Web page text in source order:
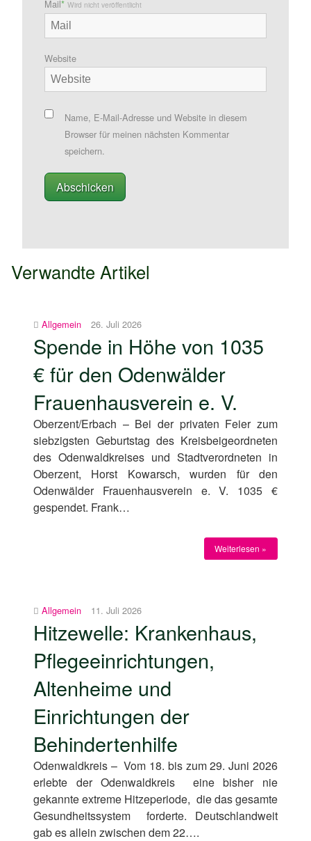
Mail* Wird nicht veröffentlicht
Website
Name, E-Mail-Adresse und Website in diesem
Browser für meinen nächsten Kommentar
speichern.
Verwandte Artikel
Allgemein 26. Juli 2026
Spende in Höhe von 1035
€ für den Odenwälder
Frauenhausverein e. V.
Oberzent/Erbach – Bei der privaten Feier zum
siebzigsten Geburtstag des Kreisbeigeordneten
des Odenwaldkreises und Stadtverordneten in
Oberzent, Horst Kowarsch, wurden für den
Odenwälder Frauenhausverein e. V. 1035 €
gespendet. Frank…
Weiterlesen »
Allgemein 11. Juli 2026
Hitzewelle: Krankenhaus,
Pflegeeinrichtungen,
Altenheime und
Einrichtungen der
Behindertenhilfe
Odenwaldkreis – Vom 18. bis zum 29. Juni 2026
erlebte der Odenwaldkreis eine bisher nie
gekannte extreme Hitzeperiode, die das gesamte
Gesundheitssystem forderte. Deutschlandweit
gab es allein zwischen dem 22….